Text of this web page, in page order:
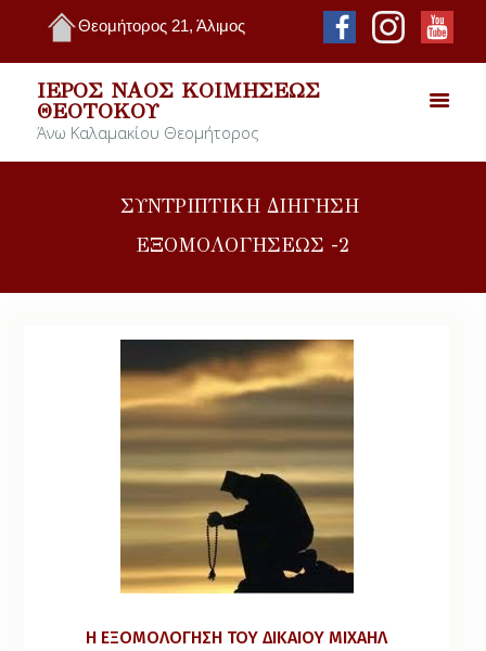
Θεομήτορος 21, Άλιμος
ΙΕΡΌΣ ΝΑΌΣ ΚΟΙΜΉΣΕΩΣ
ΘΕΟΤΌΚΟΥ
Άνω Καλαμακίου Θεομήτορος
ΣΥΝΤΡΙΠΤΙΚΗ ΔΙΗΓΗΣΗ
ΕΞΟΜΟΛΟΓΗΣΕΩΣ -2
Η ΕΞΟΜΟΛΟΓΗΣΗ ΤΟΥ ΔΙΚΑΙΟΥ ΜΙΧΑΗΛ